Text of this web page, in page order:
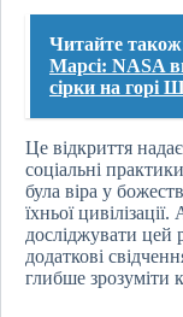
Читайте
Марсі: NASA
сірки на горі
Це відкриття надає
соціальні
була віра у
їхньої
досліджувати цей
додаткові
глибше зрозуміти